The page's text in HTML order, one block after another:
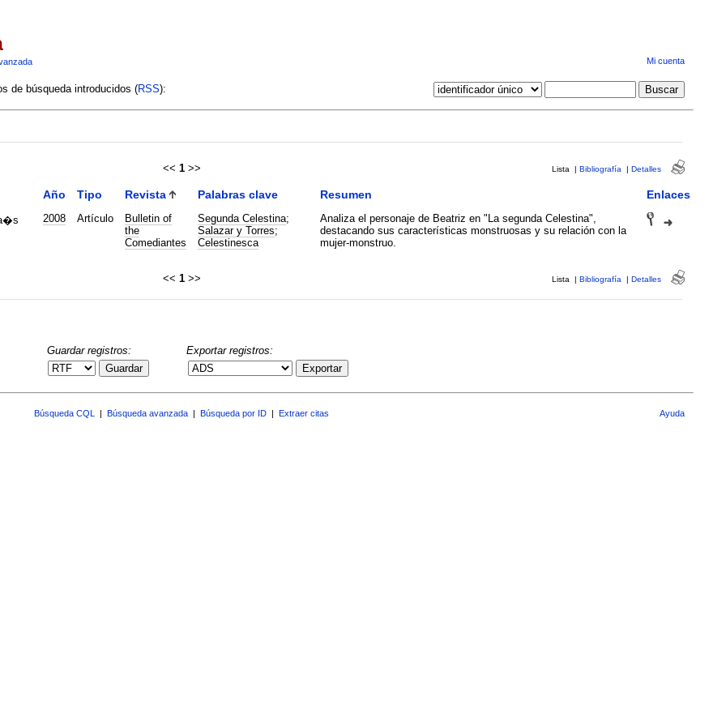
Mi cuenta
de búsqueda introducidos (RSS):
<< 1 >> Lista | Bibliografía | Detalles
Año Tipo Revista Palabras clave Resumen Enlaces
2008 Artículo
Bulletin of
the
Comediantes
Segunda Celestina;
Salazar y Torres;
Celestinesca
Analiza el personaje de Beatriz en "La segunda Celestina",
destacando sus características monstruosas y su relación con la
mujer-monstruo.
<< 1 >> Lista | Bibliografía | Detalles
Guardar registros:
Guardar
Exportar registros:
Exportar
Búsqueda CQL Búsqueda avanzada Búsqueda por ID Extraer citas Ayuda